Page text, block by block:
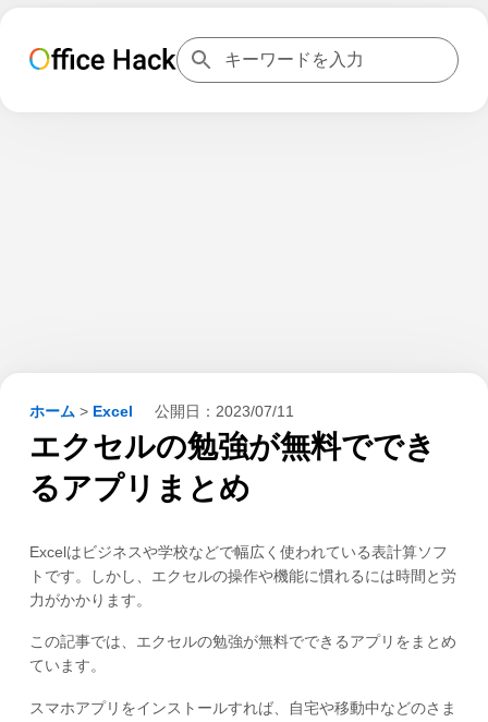
ホーム > Excel 公開日： 2023/07/11
エクセルの勉強が無料ででき
るアプリまとめ
Excelはビジネスや学校などで幅広く使われている表計算ソフ
トです。しかし、エクセルの操作や機能に慣れるには時間と労
力がかかります。
この記事では、エクセルの勉強が無料でできるアプリをまとめ
ています。
スマホアプリをインストールすれば、自宅や移動中などのさま